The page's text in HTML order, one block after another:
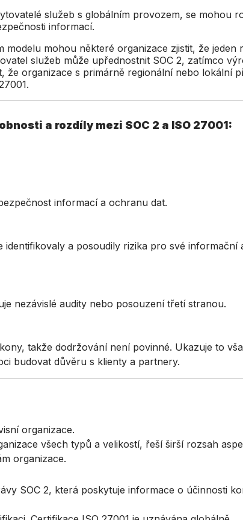
služeb s globálním provozem, se mohou
informací.
mohou některé organizace zjistit, že jeden
služeb může upřednostnit SOC 2, zatímco
že organizace s primárně regionální nebo lokální
a rozdíly mezi SOC 2 a ISO 27001:
informací a ochranu dat.
identifikovaly a posoudily rizika pro své
nezávislé audity nebo posouzení třetí stranou.
takže dodržování není povinné. Ukazuje to
budovat důvěru s klienty a partnery.
organizace.
všech typů a velikostí, řeší širší rozsah
organizace.
SOC 2, která poskytuje informace o účinnosti